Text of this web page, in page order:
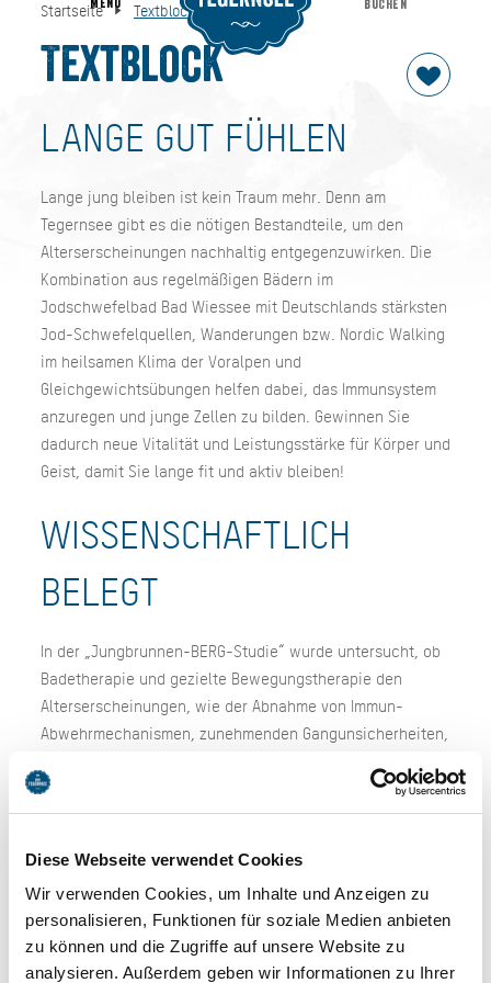
Diese Webseite verwendet Cookies
Wir verwenden Cookies, um Inhalte und Anzeigen zu
personalisieren, Funktionen für soziale Medien anbieten
zu können und die Zugriffe auf unsere Website zu
analysieren. Außerdem geben wir Informationen zu Ihrer
Startseite Textblock
Textblock
LANGE GUT FÜHLEN
Lange jung bleiben ist kein Traum mehr. Denn am
Tegernsee gibt es die nötigen Bestandteile, um den
Alterserscheinungen nachhaltig entgegenzuwirken. Die
Kombination aus regelmäßigen Bädern im
Jodschwefelbad Bad Wiessee mit Deutschlands stärksten
Jod-Schwefelquellen, Wanderungen bzw. Nordic Walking
im heilsamen Klima der Voralpen und
Gleichgewichtsübungen helfen dabei, das Immunsystem
anzuregen und junge Zellen zu bilden. Gewinnen Sie
dadurch neue Vitalität und Leistungsstärke für Körper und
Geist, damit Sie lange fit und aktiv bleiben!
WISSENSCHAFTLICH
BELEGT
In der „Jungbrunnen-BERG-Studie“ wurde untersucht, ob
Badetherapie und gezielte Bewegungstherapie den
Alterserscheinungen, wie der Abnahme von Immun-
Abwehrmechanismen, zunehmenden Gangunsicherheiten,
Leistungsabnahme entgegenwirken. Die Studie wurde im
Rahmen des EU-Interreg Projektes „Trail for Health Nord
Privatuniversität Salzburg gemeinsam mit den Regionen
Abtenau, Bad Reichenhall und Tegernsee sowie weiteren
wissenschaftlichen Partnern durchgeführt.
Die zugehörigen Studienergebnisse finden Sie in den
Startseite Textblock
MENU BUCHEN